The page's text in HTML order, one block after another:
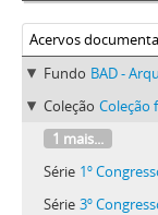
Acervos
Fundo BAD -
Coleção Coleção
1 mais...
Série 1º Congresso
Série 3º Congresso Nacional de